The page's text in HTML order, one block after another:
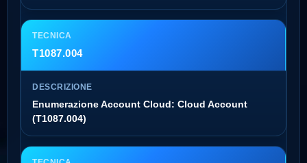
T1087.004
Enumerazione Account Cloud: Cloud Account
(T1087.004)